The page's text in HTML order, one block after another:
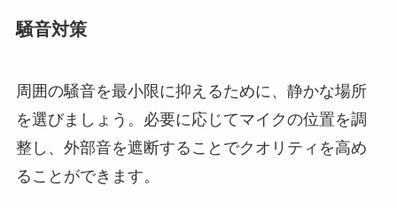
騒音対策
周囲の騒音を最小限に抑えるために、静かな場所
を選びましょう。必要に応じてマイクの位置を調
整し、外部音を遮断することでクオリティを高め
ることができます。